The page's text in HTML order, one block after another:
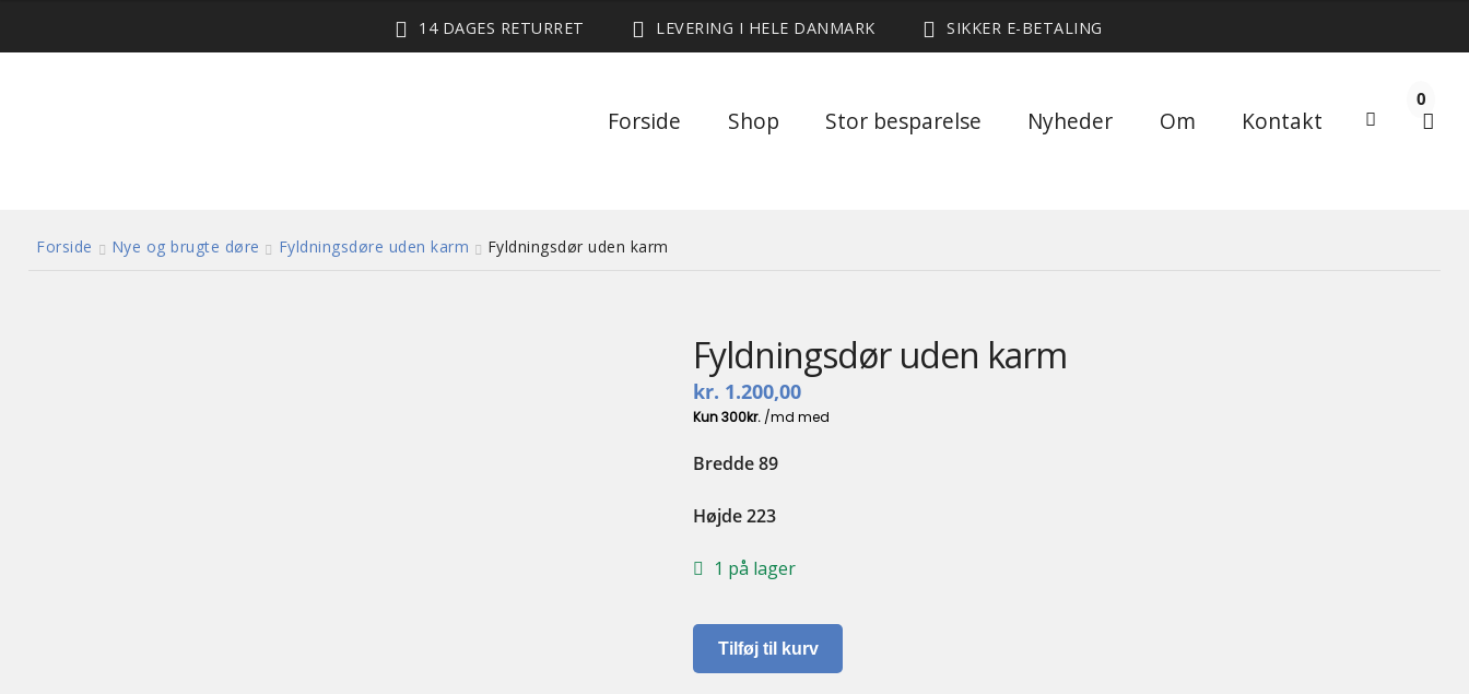
14 DAGES RETURRET LEVERING I HELE DANMARK SIKKER E-BETALING
Forside Shop Stor besparelse Nyheder Om Kontakt
0
Forside Nye og brugte døre Fyldningsdøre uden karm Fyldningsdør uden karm
Fyldningsdør uden karm
kr. 1.200,00
Bredde 89
Højde 223
1 på lager
Fyldningsdør
uden
Tilføj til kurv